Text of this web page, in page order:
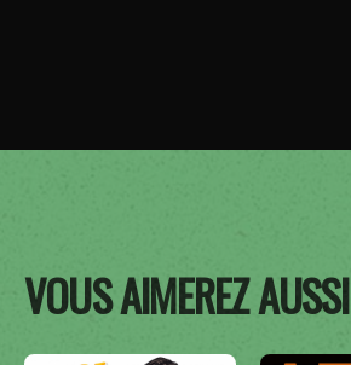
VOUS AIMEREZ AUSSI